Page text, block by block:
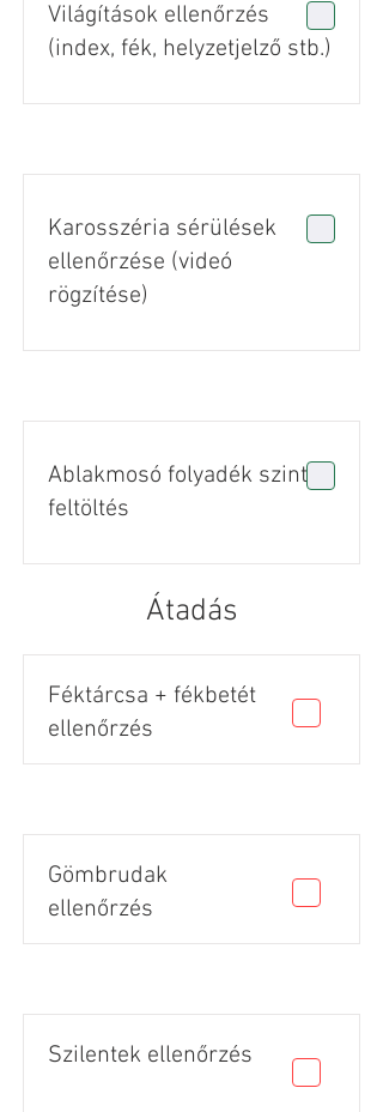
Világítások ellenőrzés
(index, fék, helyzetjelző stb.)
Karosszéria sérülések
ellenőrzése (videó
rögzítése)
Ablakmosó folyadék szint
feltöltés
Átadás
Féktárcsa + fékbetét
ellenőrzés
Gömbrudak
ellenőrzés
Szilentek ellenőrzés